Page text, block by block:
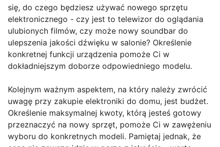
się, do czego będziesz używać nowego sprzętu
elektronicznego - czy jest to telewizor do oglądania
ulubionych filmów, czy może nowy soundbar do
ulepszenia jakości dźwięku w salonie? Określenie
konkretnej funkcji urządzenia pomoże Ci w
dokładniejszym doborze odpowiedniego modelu.
Kolejnym ważnym aspektem, na który należy zwrócić
uwagę przy zakupie elektroniki do domu, jest budżet.
Określenie maksymalnej kwoty, którą jesteś gotowy
przeznaczyć na nowy sprzęt, pomoże Ci w zawężeniu
wyboru do konkretnych modeli. Pamiętaj jednak, że